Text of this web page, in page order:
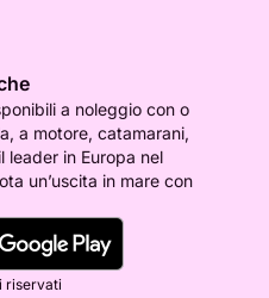
a noleggio con o
a motore, catamarani,
leader in Europa nel
un’uscita in mare con
riservati